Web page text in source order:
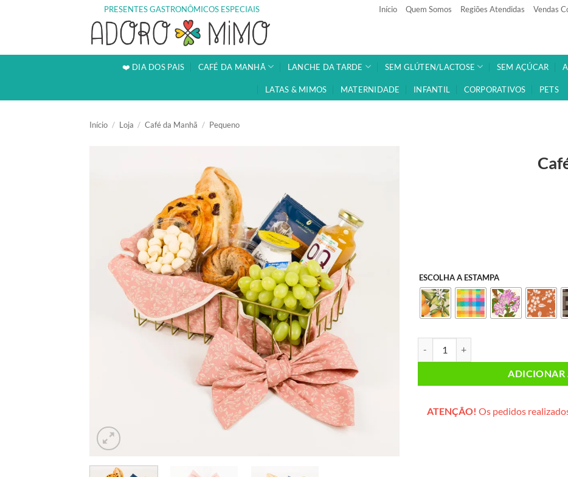
PRESENTES GASTRONÔMICOS ESPECIAIS Início Quem Somos Regiões Atendidas Vendas
❤️ DIA DOS PAIS CAFÉ DA MANHÃ LANCHE DA TARDE SEM GLÚTEN/LACTOSE SEM AÇÚCAR
LATAS & MIMOS MATERNIDADE INFANTIL CORPORATIVOS PETS
Início / Loja / Café da Manhã / Pequeno
ESCOLHA A ESTAMPA
ADICIONAR
ATENÇÃO! Os pedidos